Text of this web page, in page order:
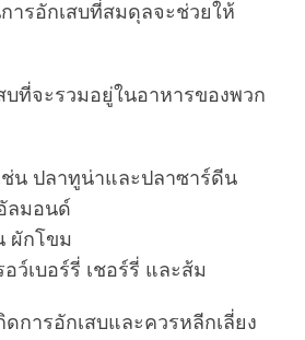
ารอักเสบที่สมดุลจะช่วยให้
บที่จะรวมอยู่ในอาหารของพวก
น ปลาทูน่าและปลาซาร์ดีน
ลมอนด์
ผักโขม
ว์เบอร์รี่ เชอร์รี่ และส้ม
การอักเสบและควรหลีกเลี่ยง